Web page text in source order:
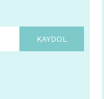
KAYDOL